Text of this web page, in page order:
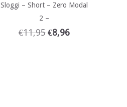
Sloggi – Short – Zero Modal
2 –
€11,95 €8,96